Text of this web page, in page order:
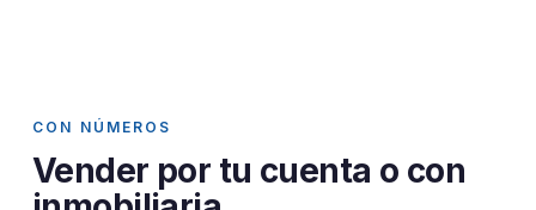
CON NÚMEROS
Vender por tu cuenta o con